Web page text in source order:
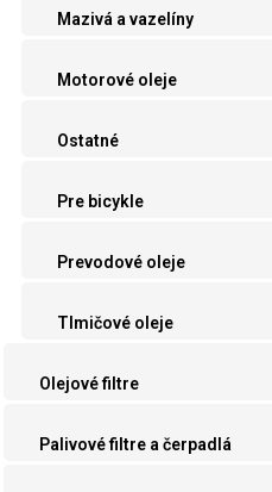
Mazivá a vazelíny
Motorové oleje
Ostatné
Pre bicykle
Prevodové oleje
Tlmičové oleje
Olejové filtre
Palivové filtre a čerpadlá